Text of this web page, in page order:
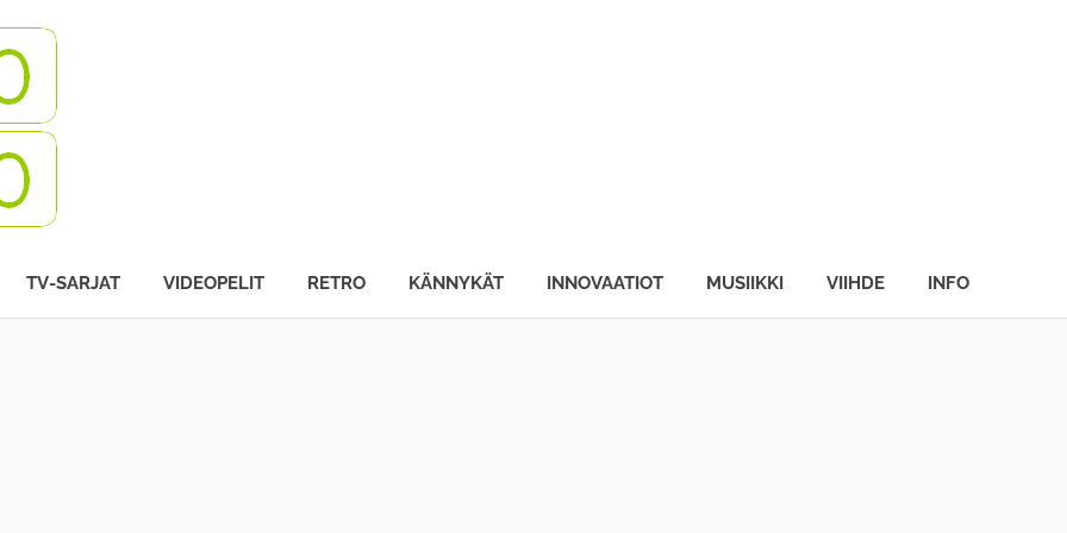
TV-SARJAT VIDEOPELIT RETRO KÄNNYKÄT INNOVAATIOT MUSIIKKI VIIHDE INFO